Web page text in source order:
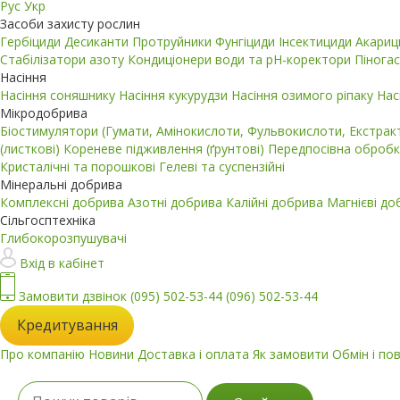
Рус Укр
Засоби захисту рослин
Гербіциди Десиканти Протруйники Фунгіциди Інсектициди
Стабілізатори азоту Кондиціонери води та pH-коректори
Насіння
Насіння соняшнику Насіння кукурудзи Насіння озимого ріпаку
Мікродобрива
Біостимулятори (Гумати, Амінокислоти, Фульвокислоти,
(листкові) Кореневе підживлення (ґрунтові) Передпосівна
Кристалічні та порошкові Гелеві та суспензійні
Мінеральні добрива
Комплексні добрива Азотні добрива Калійні добрива Магнієві
Сільгосптехніка
Глибокорозпушувачі
Вхід в кабінет
Замовити дзвінок (095) 502-53-44 (096) 502-53-44
Кредитування
Про компанію Новини Доставка і оплата Як замовити Обмін і